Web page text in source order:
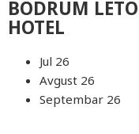
BODRUM
HOTEL
Jul 26
Avgust 26
Septembar 26